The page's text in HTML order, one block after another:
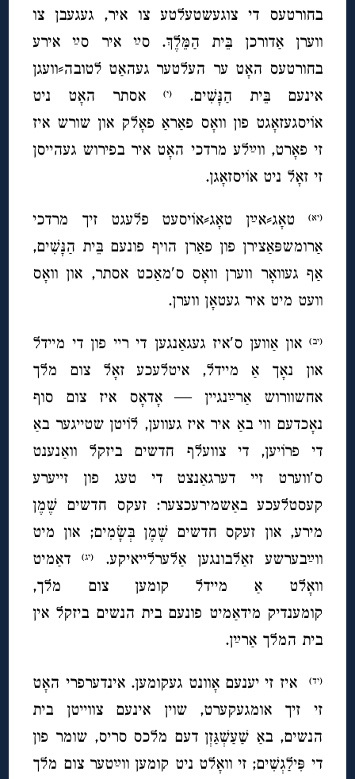
בחורטעס די צוגעשטעלטע צו איר, געגעבן צו
ווערן אַדורכן בֵּית הַמֵּלֶךְ. סײַ איר סײַ אירע
בחורטעס האָט ער העלטער געהאַט לטובה⸗וועגן
אינעם בֵּית הַנָּשִׁים.
(י)
אסתר האָט ניט
אוֹיסגעזאָגט פון וואָס פאַראַ פאָלק און שורש איז
זי פאָרט, ווײַלע מרדכי האָט איר בפירוש געהייסן
זי זאָל ניט אוֹיסזאָגן.
(יא)
טאָג⸗אײַן טאָג⸗אוֹיסעט פלעגט זיך מרדכי
אַרומשפּאַצירן פון פאַרן הויף פונעם בֵּית הַנָּשִׁים,
אַף געוואָר ווערן וואָס ס′מאַכט אסתר, און וואָס
וועט מיט איר געטאָן ווערן.
(יב) און אַווען ס′איז געגאַנגען די ריי פון די מיידל
און נאָך אַ מיידל, איטלעכע זאָל צום מלך
אחשוורוש אַרײַנגיין — אָדאָס איז צום סוף
נאָכדעם ווי באַ איר איז געווען, לוֹיטן שטייגער באַ
די פרוֹיען, די צוועלף חדשים ביזקל וואַנענט
ס′ווערט זיי דערגאַנצט די טעג פון זייערע
קעסטלעכע באַשמירעכצער: זעקס חדשים שֶֽׁמֶן
מירע, און זעקס חדשים שֶֽׁמֶן בְּשָׂמִים; און מיט
ווײַבערשע זאַלבונגען אַלערלייאיקע.
(יג)דאַמיט
וואָלט אַ מיידל קומען צום מלך,
קומענדיק מידאַמיט פונעם בית הנשים ביזקל אין
בית המלך אַרײַן.
(יד)
איז זי יענעם אָוונט געקומען. אינדערפרי האָט
זי זיך אומגעקערט, שוין אינעם צווייטן בית
הנשים, באַ שַׁעַשְׁגַּזְן דעם מלכס סריס, שומר פון
די פִּילַגְשִׁים; זי וואָלט ניט קומען ווײַטער צום מלך